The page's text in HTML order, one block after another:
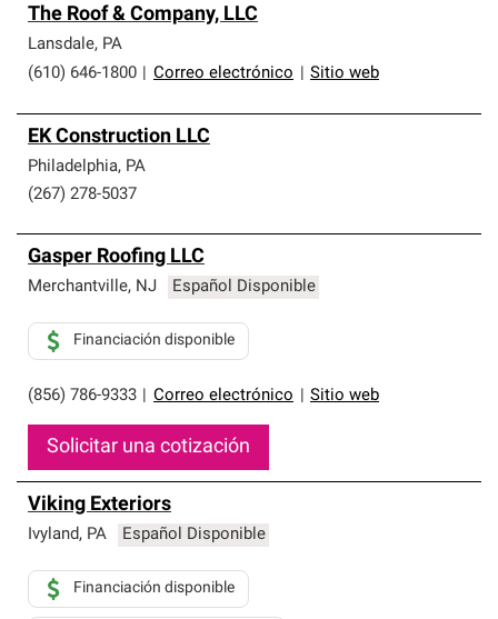
The Roof & Company, LLC
Lansdale, PA
(610) 646-1800
Correo electrónico Sitio web
EK Construction LLC
Philadelphia, PA
(267) 278-5037
Gasper Roofing LLC
Merchantville, NJ Español Disponible
(856) 786-9333 Correo electrónico Sitio web
Financiación disponible
Solicitar una cotización
Viking Exteriors
Ivyland, PA Español Disponible
Financiación disponible